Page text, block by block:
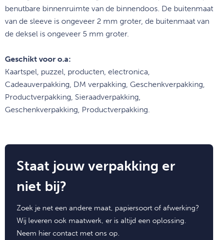
benutbare binnenruimte van de binnendoos. De buitenmaat
van de sleeve is ongeveer 2 mm groter, de buitenmaat van
de deksel is ongeveer 5 mm groter.
Geschikt voor o.a:
Kaartspel, puzzel, producten, electronica,
Cadeauverpakking, DM verpakking, Geschenkverpakking,
Productverpakking, Sieraadverpakking,
Geschenkverpakking, Productverpakking.
Staat jouw verpakking er
niet bij?
Zoek je net een andere maat, papiersoort of afwerking?
Wij leveren ook maatwerk, er is altijd een oplossing.
Neem hier contact met ons op.